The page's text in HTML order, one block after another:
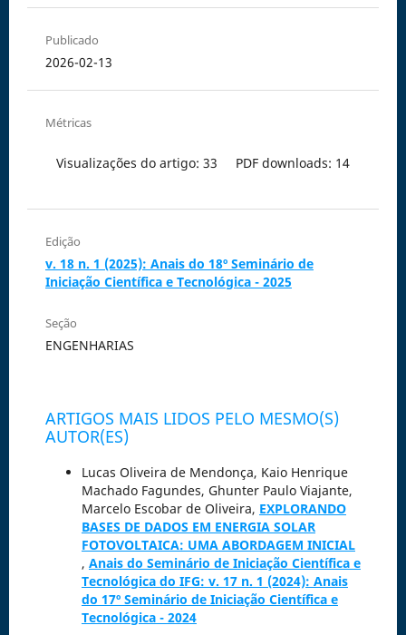
Publicado
2026-02-13
Métricas
Visualizações do artigo: 33 PDF downloads: 14
Edição
v. 18 n. 1 (2025): Anais do 18º Seminário de
Iniciação Científica e Tecnológica - 2025
Seção
ENGENHARIAS
ARTIGOS MAIS LIDOS PELO MESMO(S)
AUTOR(ES)
Lucas Oliveira de Mendonça, Kaio Henrique
Machado Fagundes, Ghunter Paulo Viajante,
Marcelo Escobar de Oliveira, EXPLORANDO
BASES DE DADOS EM ENERGIA SOLAR
FOTOVOLTAICA: UMA ABORDAGEM INICIAL
, Anais do Seminário de Iniciação Científica e
Tecnológica do IFG: v. 17 n. 1 (2024): Anais
do 17º Seminário de Iniciação Científica e
Tecnológica - 2024